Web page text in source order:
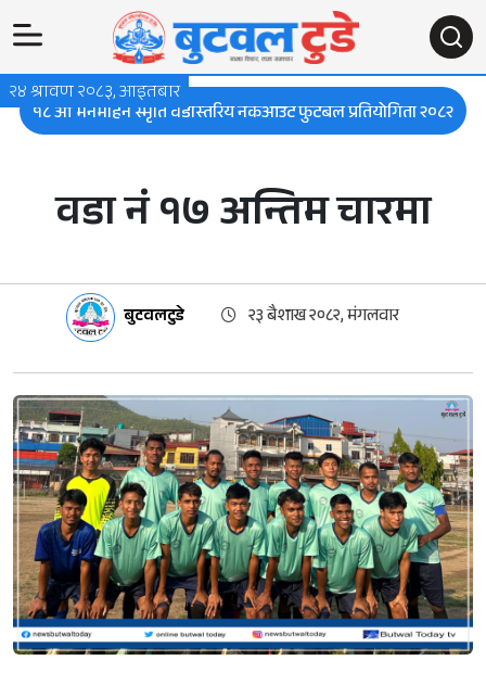
२४ श्रावण २०८३, आइतबार
१८ औ मनमोहन स्मृति वडास्तरिय नकआउट फुटबल प्रतियोगिता २०८२
वडा नं १७ अन्तिम चारमा
बुटवलटुडे २३ बैशाख २०८२, मंगलवार